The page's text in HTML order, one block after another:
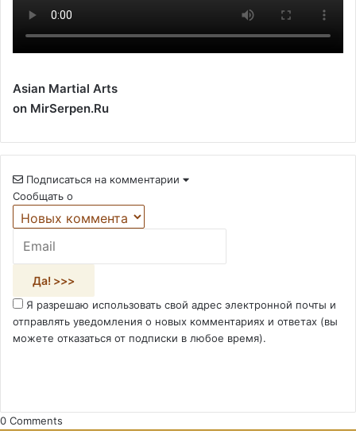
Asian Martial Arts
on MirSerpen.Ru
Подписаться на комментарии
Сообщать о
Я разрешаю использовать свой адрес электронной почты и
отправлять уведомления о новых комментариях и ответах (вы
можете отказаться от подписки в любое время).
0 Comments